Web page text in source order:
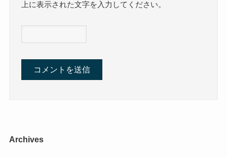
上に表示された文字を入力してください。
Archives